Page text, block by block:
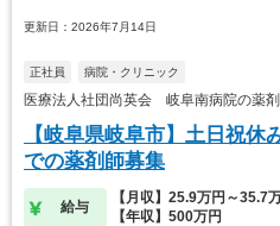
更新日：2026年7月14日
正社員 病院・クリニック
医療法人社団尚英会 岐阜南病院の薬
【岐阜県岐阜市】土日祝
での薬剤師募集
給与
【月収】25.9万円～35.7
【年収】500万円